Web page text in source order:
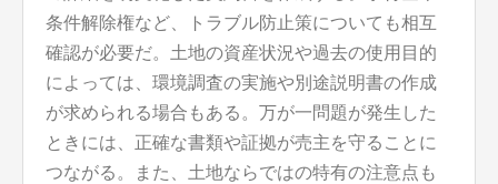
条件解除権など、トラブル防止策についても相互
確認が必要だ。土地の資産状況や過去の使用目的
によっては、環境調査の実施や別途説明書の作成
が求められる場合もある。万が一問題が発生した
ときには、正確な書類や証拠が売主を守ることに
つながる。また、土地ならではの特有の注意点も